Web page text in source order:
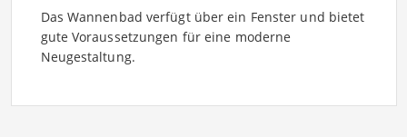
Das Wannenbad verfügt über ein Fenster und bietet
gute Voraussetzungen für eine moderne
Neugestaltung.